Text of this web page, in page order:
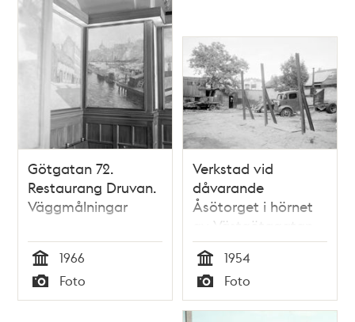
Götgatan 72.
Restaurang Druvan.
Väggmålningar
Tid
1966
Typ
Foto
Verkstad vid
dåvarande
Åsötorget i hörnet
av Västgötagatan
och Blekingegatan.
Husen i fonden
ligger vid Götgatan
69 och 71. Här ligger
Tid
1954
Typ
Foto